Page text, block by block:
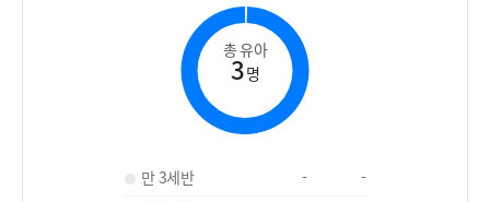
총 유아
3명
만 3세반 -
-